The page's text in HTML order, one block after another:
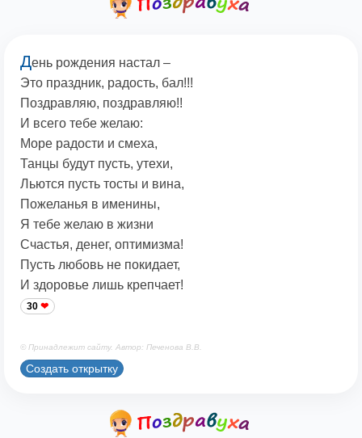
День рождения настал –
Это праздник, радость, бал!!!
Поздравляю, поздравляю!!
И всего тебе желаю:
Море радости и смеха,
Танцы будут пусть, утехи,
Льются пусть тосты и вина,
Пожеланья в именины,
Я тебе желаю в жизни
Счастья, денег, оптимизма!
Пусть любовь не покидает,
И здоровье лишь крепчает!
30
© Принадлежит сайту. Автор: Печенова В.В.
Создать открытку